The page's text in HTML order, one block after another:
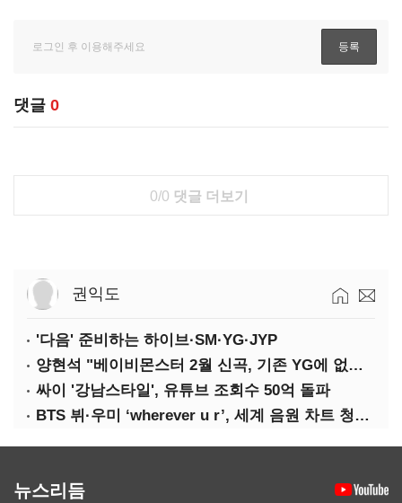
댓글 0
0/0 댓글 더보기
권익도
'다음' 준비하는 하이브·SM·YG·JYP
양현석 "베이비몬스터 2월 신곡, 기존 YG에 없던 노래"
싸이 '강남스타일', 유튜브 조회수 50억 돌파
BTS 뷔·우미 ‘wherever u r’, 세계 음원 차트 청신호
뉴스리듬